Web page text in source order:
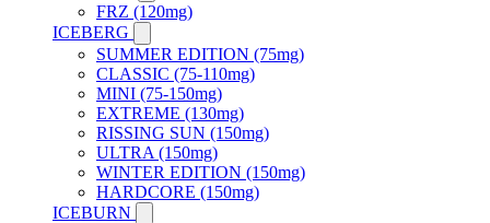
FRZ (120mg)
ICEBERG
SUMMER EDITION (75mg)
CLASSIC (75-110mg)
MINI (75-150mg)
EXTREME (130mg)
RISSING SUN (150mg)
ULTRA (150mg)
WINTER EDITION (150mg)
HARDCORE (150mg)
ICEBURN